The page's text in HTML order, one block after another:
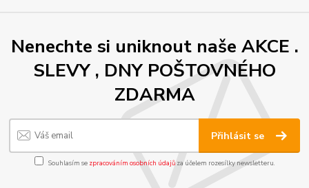
Nenechte si uniknout naše AKCE .
SLEVY , DNY POŠTOVNÉHO
ZDARMA
Přihlásit se
Souhlasím se zpracováním osobních údajůza účelem rozesílky newsletteru.